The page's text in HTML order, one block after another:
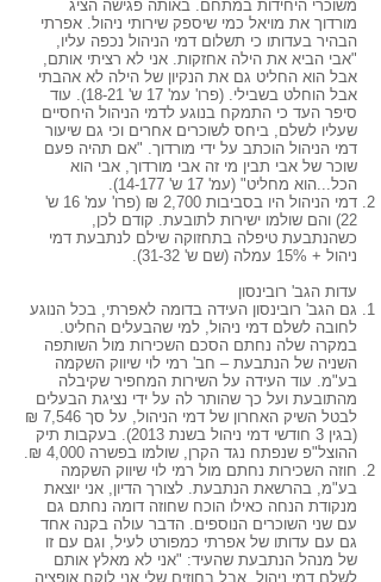
משוכרי היחידות במתחם. באותה פגישה הציג
מורדוך את מויאל כמי שיספק שירותי ניהול. אפרתי
הבהיר בעדותו כי תשלום דמי הניהול נכפה עליו,
"אבי הביא את הילה אחזקות. אני לא רציתי אותם,
אבל הוא החליט גם את הנקיון של הילה לא אהבתי
אבל הוחלט בשבילי. (פרו' עמ' 17 ש' 18-21). עוד
סיפר העד כי התמקח בנוגע לדמי הניהול היחסיים
שעליו לשלם, ביחס לשוכרים אחרים וכי גם שיעור
דמי הניהול הוכתב על ידי מורדוך. "אם תהיה פעם
שוכר של אבי תבין מי זה אבי מורדוך, אבי הוא
הכל...הוא מחליט" (עמ' 17 ש' 14-177).
דמי הניהול היו בסביבות 2,700 ₪ (פרו' עמ' 16 ש'
22) והם שולמו ישירות לתובעת. קודם לכן,
כשהנתבעת טיפלה בתחזוקה שילם לנתבעת דמי
ניהול + 15% עמלה (שם ש' 31-32).
עדות הגב' רובינסון
גם הגב' רובינסון העידה בדומה לאפרתי, בכל הנוגע
לחובה לשלם דמי ניהול, למי שהבעלים החליט.
במקרה שלה נחתם הסכם השכירות מול השותפה
השניה של הנתבעת – חב' רמי לוי שיווק השקמה
בע"מ. עוד העידה על השירות המחפיר שקיבלה
מהתובעת ועל כך שהותר לה על ידי נציגת הבעלים
לבטל השיק האחרון של דמי הניהול, על סך 7,546 ₪
(בגין 3 חודשי דמי ניהול בשנת 2013). בעקבות תיק
ההוצל"פ שנפתח נגד הקרן, שולמו בפשרה 4,000 ₪.
חוזה השכירות נחתם מול רמי לוי שיווק השקמה
בע"מ, בהרשאת הנתבעת. לצורך הדיון, אני יוצאת
מנקודת הנחה כאילו הוכח שחוזה דומה נחתם גם
עם שני השוכרים הנוספים. הדבר עולה בקנה אחד
גם עם עדותו של אפרתי כמפורט לעיל, וגם עם זו
של מנהל הנתבעת שהעיד: "אני לא מאלץ אותם
לשלם דמי ניהול. אבל בחוזים שלי אני לוקח אופציה,